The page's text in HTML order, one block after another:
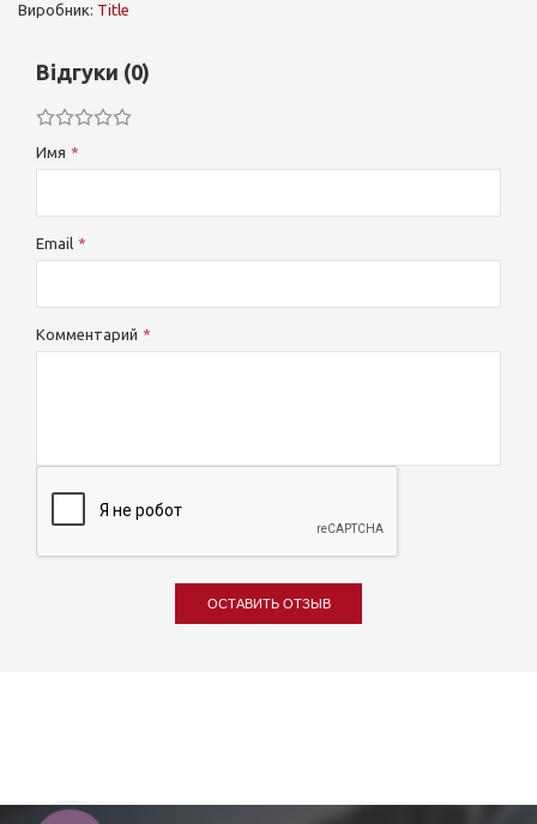
Виробник: Title
Відгуки (0)
Имя
Email
Комментарий
ОСТАВИТЬ ОТЗЫВ